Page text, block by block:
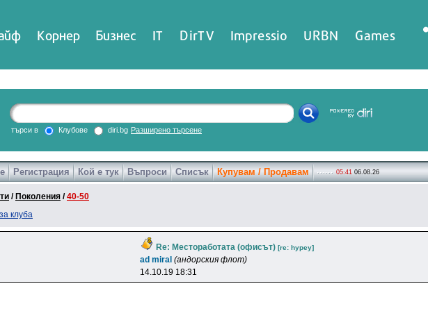
Корнер Бизнес IT DirTV Impressio URBN Games
търси в Клубове diri.bg Разширено търсене
Регистрация Кой е тук Въпроси Списък Купувам / Продавам 05:41 06.08.26
/ Поколения /40-50
клуба
Re: Местоработата (офисът) [re: hypey]
ad miral (андорския флот)
14.10.19 18:31